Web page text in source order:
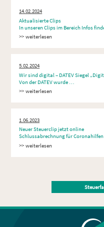
14.02.2024
Aktualisierte Clips
In unseren Clips im Bereich Infos
weiterlesen
5.02.2024
Wir sind digital – DATEV Siegel
Von der DATEV wurde …
weiterlesen
1.06.2023
Neuer Steuerclip jetzt online
Schlussabrechnung für
weiterlesen